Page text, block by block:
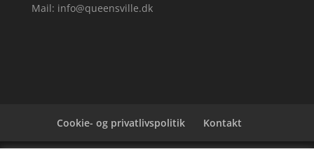
Mail: info@queensville.dk
Cookie- og privatlivspolitik Kontakt